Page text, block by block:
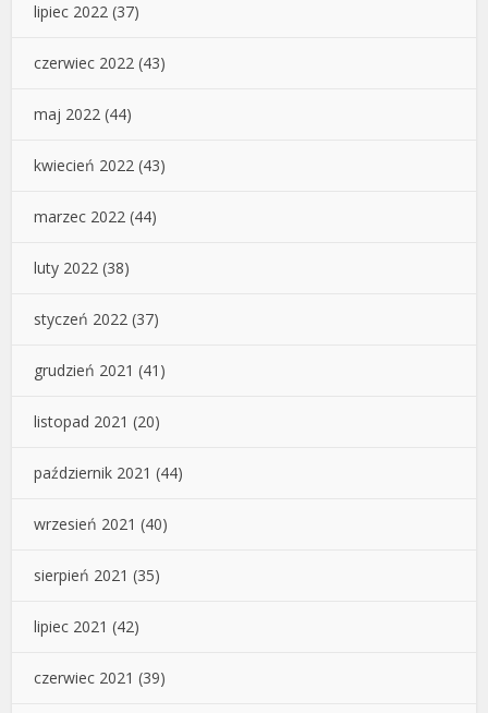
lipiec 2022 (37)
czerwiec 2022 (43)
maj 2022 (44)
kwiecień 2022 (43)
marzec 2022 (44)
luty 2022 (38)
styczeń 2022 (37)
grudzień 2021 (41)
listopad 2021 (20)
październik 2021 (44)
wrzesień 2021 (40)
sierpień 2021 (35)
lipiec 2021 (42)
czerwiec 2021 (39)